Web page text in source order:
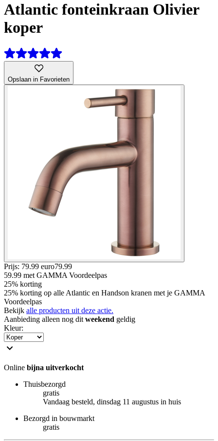
Atlantic fonteinkraan Olivier
koper
Opslaan in Favorieten
Prijs: 79.99 euro79.99
59.99 met GAMMA Voordeelpas
25% korting
25% korting op alle Atlantic en Handson kranen met je GAMMA
Voordeelpas
Bekijk alle producten uit deze actie.
Aanbieding alleen nog dit weekend geldig
Kleur:
Online bijna uitverkocht
Thuisbezorgd
gratis
Vandaag besteld, dinsdag 11 augustus in huis
Bezorgd in bouwmarkt
gratis